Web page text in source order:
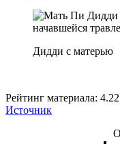
Дидди с матерью
Рейтинг материала: 4.22
Источник